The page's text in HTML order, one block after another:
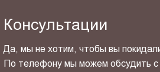
Консультации
Да, мы не хотим, чтобы вы
По телефону мы можем обсудить с